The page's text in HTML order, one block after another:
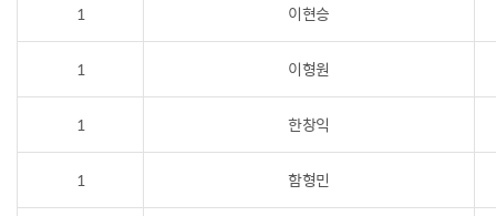
1 이현승
1 이형원
1 한창익
1 함형민